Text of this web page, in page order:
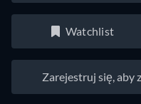
Watchlist
Zarejestruj się, aby